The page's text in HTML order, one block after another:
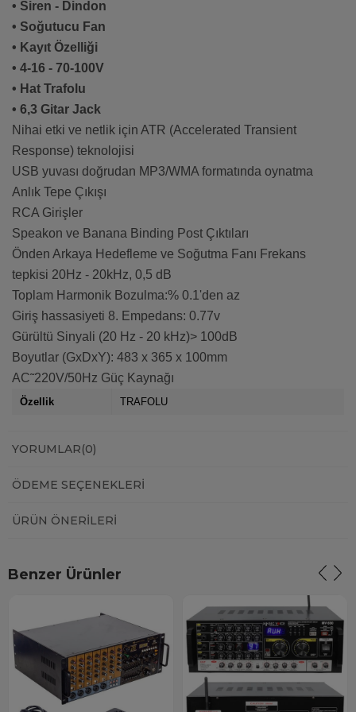
• Siren - Dindon
• Soğutucu Fan
• Kayıt Özelliği
• 4-16 - 70-100V
• Hat Trafolu
• 6,3 Gitar Jack
Nihai etki ve netlik için ATR (Accelerated Transient
Response) teknolojisi
USB yuvası doğrudan MP3/WMA formatında oynatma
Anlık Tepe Çıkışı
RCA Girişler
Speakon ve Banana Binding Post Çıktıları
Önden Arkaya Hedefleme ve Soğutma Fanı Frekans
tepkisi 20Hz - 20kHz, 0,5 dB
Toplam Harmonik Bozulma:% 0.1'den az
Giriş hassasiyeti 8. Empedans: 0.77v
Gürültü Sinyali (20 Hz - 20 kHz)> 100dB
Boyutlar (GxDxY): 483 x 365 x 100mm
AC˜220V/50Hz Güç Kaynağı
Özellik TRAFOLU
YORUMLAR(0)
ÖDEME SEÇENEKLERI
ÜRÜN ÖNERILERI
Benzer Ürünler